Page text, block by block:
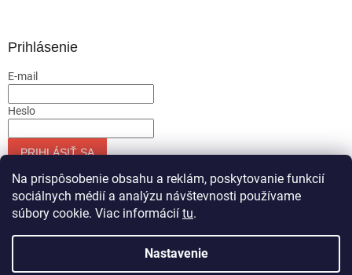
Na prispôsobenie obsahu a reklám, poskytovanie funkcií
sociálnych médií a analýzu návštevnosti používame
súbory cookie. Viac informácií tu.
Nastavenie
Prihlásenie
E-mail
Heslo
PRIHLÁSIŤ SA
Nová registráciaZabudnuté heslo